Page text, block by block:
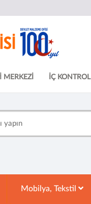
MERKEZİ İÇ KONTROL
Mobilya, Tekstil